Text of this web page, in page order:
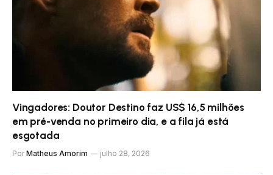
Vingadores: Doutor Destino faz US$ 16,5 milhões
em pré-venda no primeiro dia, e a fila já está
esgotada
Por Matheus Amorim julho 28, 2026